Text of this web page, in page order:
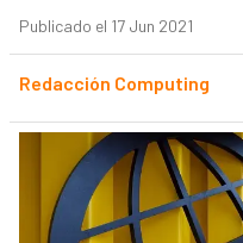
Publicado el 17 Jun 2021
Redacción Computing